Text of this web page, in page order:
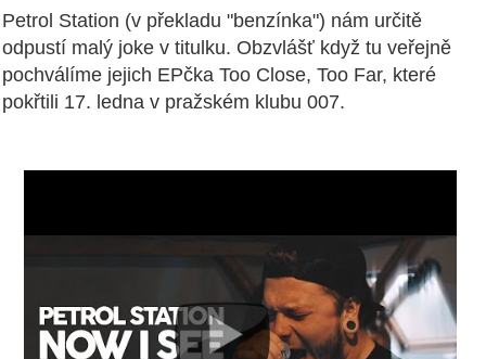
Petrol Station (v překladu "benzínka") nám určitě
odpustí malý joke v titulku. Obzvlášť když tu veřejně
pochválíme jejich EPčka Too Close, Too Far, které
pokřtili 17. ledna v pražském klubu 007.